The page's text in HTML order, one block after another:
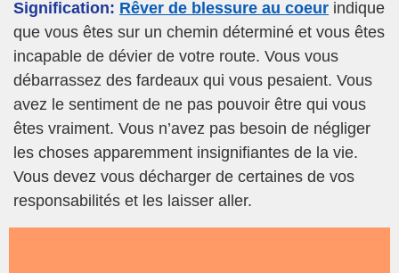
Signification: Rêver de blessure au coeur indique
que vous êtes sur un chemin déterminé et vous êtes
incapable de dévier de votre route. Vous vous
débarrassez des fardeaux qui vous pesaient. Vous
avez le sentiment de ne pas pouvoir être qui vous
êtes vraiment. Vous n’avez pas besoin de négliger
les choses apparemment insignifiantes de la vie.
Vous devez vous décharger de certaines de vos
responsabilités et les laisser aller.